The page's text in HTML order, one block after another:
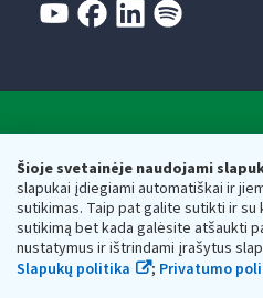
Šioje svetainėje naudojami
slapukai įdiegiami automatiškai ir
sutikimas. Taip pat galite sutikti ir su
sutikimą bet kada galėsite atšaukti
nustatymus ir ištrindami įrašytus
Slapukų politika
; Privatumo
Respublikos finansų
Biudžetinė įstaiga. Juridinio asmens
adresas: Vasario 16-osios g. 14,
vmi@vmi.lt, E. pristatymo dėžutės
Duomenys apie Valstybinę
Respublikos finansų ministerijos